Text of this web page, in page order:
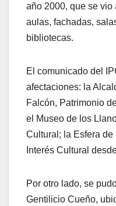
año 2000, que se vio
aulas, fachadas,
bibliotecas.
El comunicado del
afectaciones: la
Falcón, Patrimonio
el Museo de los
Cultural; la Esfera
Interés Cultural
Por otro lado, se
Gentilicio Cueño,